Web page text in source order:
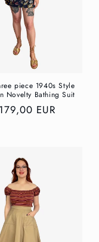
piece 1940s Style
Novelty Bathing Suit
EUR